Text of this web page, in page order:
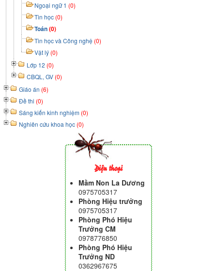
Ngoại ngữ 1 (0)
Tin học (0)
Toán(0)
Tin học và Công nghệ (0)
Vật lý (0)
Lớp 12 (0)
CBQL, GV (0)
Giáo án (6)
Đề thi (0)
Sáng kiến kinh nghiệm (0)
Nghiên cứu khoa học (0)
Điện thoại
Mầm Non La Dương
0975705317
Phòng Hiệu trưởng
0975705317
Phòng Phó Hiệu
Trưởng CM
0978776850
Phòng Phó Hiệu
Trưởng ND
0362967675